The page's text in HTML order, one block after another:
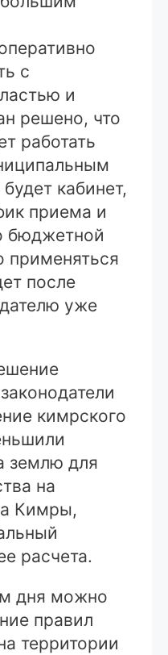
с
и
решено, что
работать
кабинет,
приема и
бюджетной
применяться
после
уже
кимрского
землю для
на
Кимры,
расчета.
дня можно
правил
территории